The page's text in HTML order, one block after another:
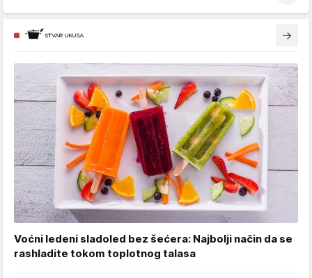
Voćni ledeni sladoled bez šećera: Najbolji način da se
rashladite tokom toplotnog talasa